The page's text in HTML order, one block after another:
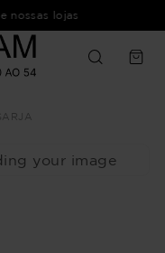
nossas lojas
your image